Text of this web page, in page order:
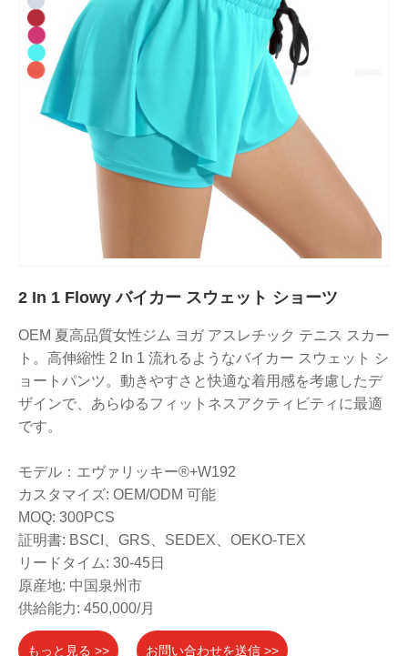
2 In 1 Flowy バイカー スウェット ショーツ
OEM 夏高品質女性ジム ヨガ アスレチック テニス スカー
ト。高伸縮性 2 In 1 流れるようなバイカー スウェット シ
ョートパンツ。動きやすさと快適な着用感を考慮したデ
ザインで、あらゆるフィットネスアクティビティに最適
です。
モデル：エヴァリッキー®+W192
カスタマイズ: OEM/ODM 可能
MOQ: 300PCS
証明書: BSCI、GRS、SEDEX、OEKO-TEX
リードタイム: 30-45日
原産地: 中国泉州市
供給能力: 450,000/月
もっと見る >> お問い合わせを送信 >>